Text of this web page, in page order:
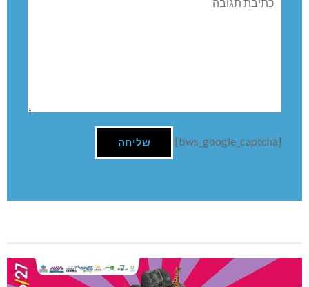
[bws_google_captcha]